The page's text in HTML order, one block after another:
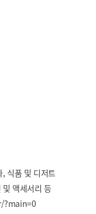
식품 및 디저트
액세서리 등
?main=0